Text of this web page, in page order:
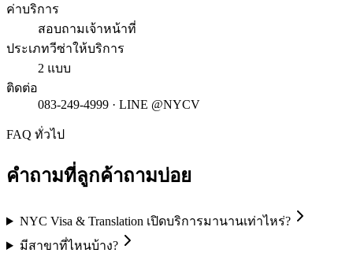
ค่าบริการ
สอบถามเจ้าหน้าที่
ประเภทวีซ่าให้บริการ
2 แบบ
ติดต่อ
083-249-4999 · LINE @NYCV
FAQ ทั่วไป
คำถามที่ลูกค้าถามบ่อย
NYC Visa & Translation เปิดบริการมานานเท่าไหร่?
มีสาขาที่ไหนบ้าง?